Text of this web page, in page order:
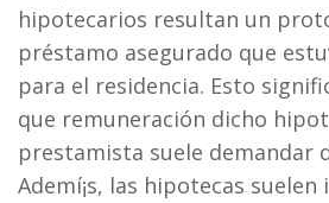
hipotecarios resultan un
préstamo asegurado que
para el residencia. Esto
que remuneración dicho
prestamista suele demandar
Ademí¡s, las hipotecas